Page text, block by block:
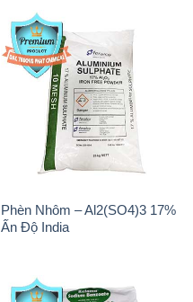
Phèn Nhôm – Al2(SO4)3 17%
Ấn Độ India